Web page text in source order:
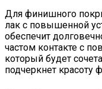
Для финишного
лак с повышенной
обеспечит
частом контакте с
который будет
подчеркнет красоту